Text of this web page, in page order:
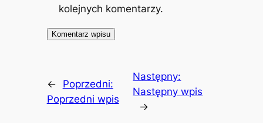
kolejnych komentarzy.
←
Poprzedni:
Poprzedni wpis
Następny:
Następny wpis
→